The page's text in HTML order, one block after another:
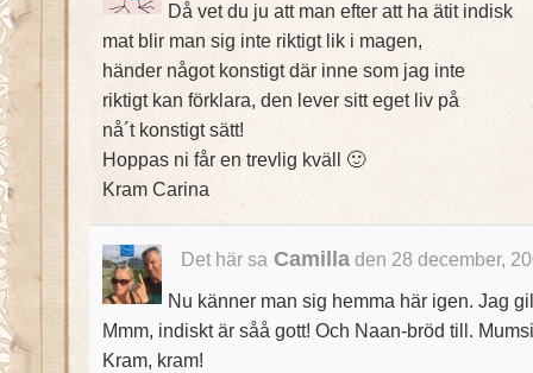
Då vet du ju att man efter att ha ätit indisk
mat blir man sig inte riktigt lik i magen,
händer något konstigt där inne som jag inte
riktigt kan förklara, den lever sitt eget liv på
nå´t konstigt sätt!
Hoppas ni får en trevlig kväll 🙂
Kram Carina
Det här sa Camilla den 28 december,
Nu känner man sig hemma här igen. Jag
Mmm, indiskt är såå gott! Och Naan-bröd till.
Kram, kram!